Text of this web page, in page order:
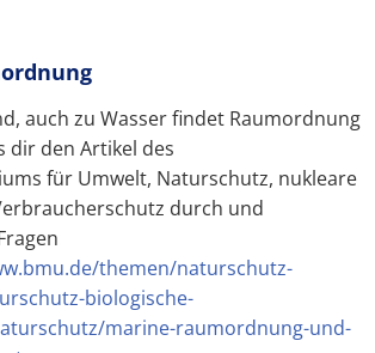
auch zu Wasser findet Raumordnung
dir den Artikel des
für Umwelt, Naturschutz, nukleare
durch und
themen/naturschutz-
biologische-
marine-raumordnung-und-